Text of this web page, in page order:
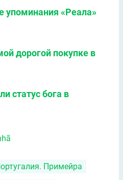
упоминания «Реала»
дорогой покупке в
статус бога в
Примейра